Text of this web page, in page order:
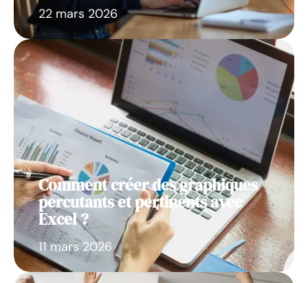
22 mars 2026
Comment créer des graphiques
percutants et pertinents avec
Excel ?
11 mars 2026